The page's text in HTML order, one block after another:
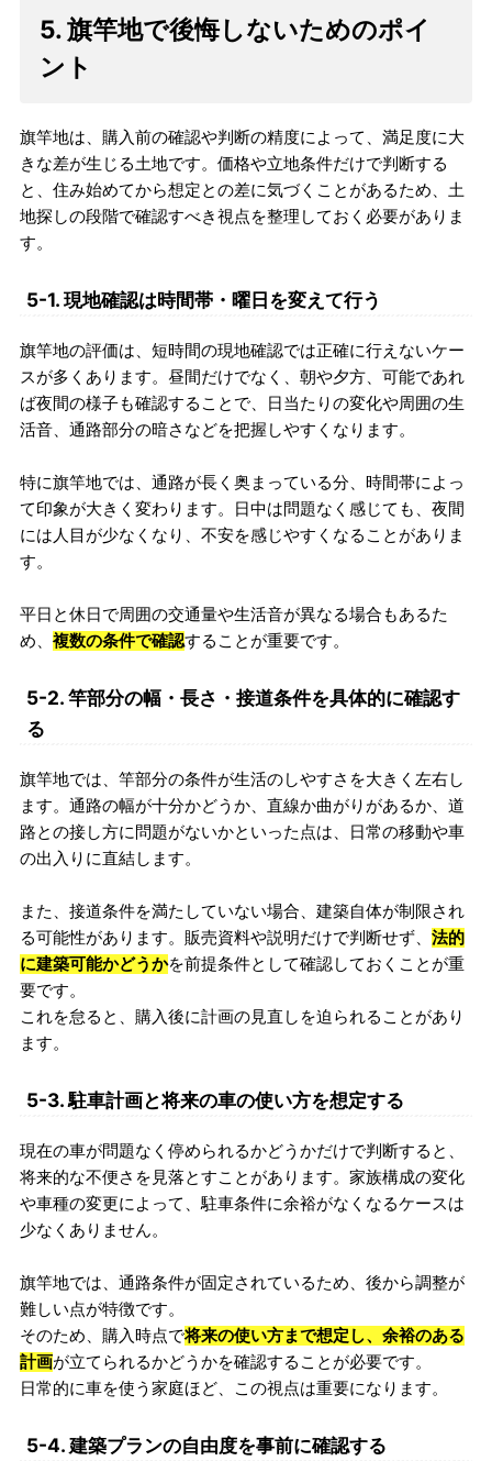
5. 旗竿地で後悔しないためのポイ
ント
旗竿地は、購入前の確認や判断の精度によって、満足度に大
きな差が生じる土地です。価格や立地条件だけで判断する
と、住み始めてから想定との差に気づくことがあるため、土
地探しの段階で確認すべき視点を整理しておく必要がありま
す。
5-1. 現地確認は時間帯・曜日を変えて行う
旗竿地の評価は、短時間の現地確認では正確に行えないケー
スが多くあります。昼間だけでなく、朝や夕方、可能であれ
ば夜間の様子も確認することで、日当たりの変化や周囲の生
活音、通路部分の暗さなどを把握しやすくなります。
特に旗竿地では、通路が長く奥まっている分、時間帯によっ
て印象が大きく変わります。日中は問題なく感じても、夜間
には人目が少なくなり、不安を感じやすくなることがありま
す。
平日と休日で周囲の交通量や生活音が異なる場合もあるた
め、 複数の条件で確認することが重要です。
5-2. 竿部分の幅・長さ・接道条件を具体的に確認す
る
旗竿地では、竿部分の条件が生活のしやすさを大きく左右し
ます。通路の幅が十分かどうか、直線か曲がりがあるか、道
路との接し方に問題がないかといった点は、日常の移動や車
の出入りに直結します。
また、接道条件を満たしていない場合、建築自体が制限され
る可能性があります。販売資料や説明だけで判断せず、 法的
に建築可能かどうかを前提条件として確認しておくことが重
要です。
これを怠ると、購入後に計画の見直しを迫られることがあり
ます。
5-3. 駐車計画と将来の車の使い方を想定する
現在の車が問題なく停められるかどうかだけで判断すると、
将来的な不便さを見落とすことがあります。家族構成の変化
や車種の変更によって、駐車条件に余裕がなくなるケースは
少なくありません。
旗竿地では、通路条件が固定されているため、後から調整が
難しい点が特徴です。
そのため、購入時点で将来の使い方まで想定し、余裕のある
計画が立てられるかどうかを確認することが必要です。
日常的に車を使う家庭ほど、この視点は重要になります。
5-4. 建築プランの自由度を事前に確認する